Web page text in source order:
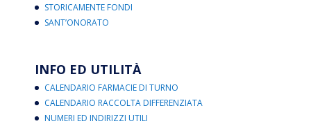
STORICAMENTE FONDI
SANT’ONORATO
INFO ED UTILITÀ
CALENDARIO FARMACIE DI TURNO
CALENDARIO RACCOLTA DIFFERENZIATA
NUMERI ED INDIRIZZI UTILI